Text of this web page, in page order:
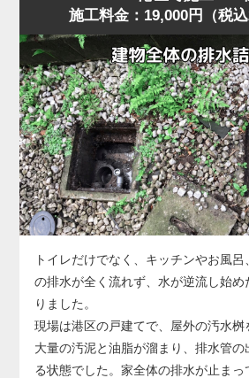
に排水される状態に回復しました。
作業後、お客様には「異物は見えなく
ることが多い」「無理に押し流そうと
る」ことをお伝えし、子どもが触れや
に置かないよう注意点もご案内しまし
に水位が上がり、明らかに排水経路の
子。
港区の住宅でもよくありますが、こう
り」は便器内部ではなく配管側に原因
ラバーカップや薬剤では根本的に改善
今回の状況は、便器の手前では改善で
器を一度取り外して配管へ直接アクセ
ました。
便器脱着後、排水管の奥を確認すると
化した汚物が管内のカーブ部分で厚く
大きく妨げている状態。
このままでは再発を繰り返すため、
イヤー式排管清掃機）を使用し、固着
除去する作業を実施しました。
数回の施工で厚い固まりが崩れ、通水
複数回の排水テストでも安定した流
なお、今回のような配管内部の詰まり
施工料金：19,000円（税
トイレだけでなく、キッチンやお風
の排水が全く流れず、水が逆流し始め
りました。
現場は港区の戸建てで、屋外の汚水桝
大量の汚泥と油脂が溜まり、排水管
る状態でした。家全体の排水が止まっ